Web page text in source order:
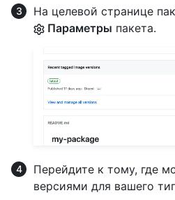
На целевой странице
Параметры пакета.
Перейдите к тому, где
версиями для вашего